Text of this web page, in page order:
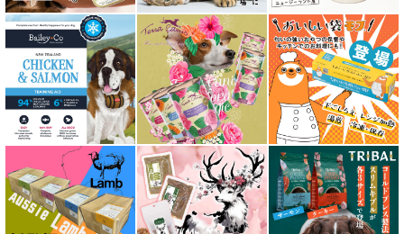
アニモンダ ANIMONDA
アマノヴァ Amanova
アルモネイチャー almo nature
アンブロシア AMBROSIA
アートゥー AATU
アーテミス ARTEMIS